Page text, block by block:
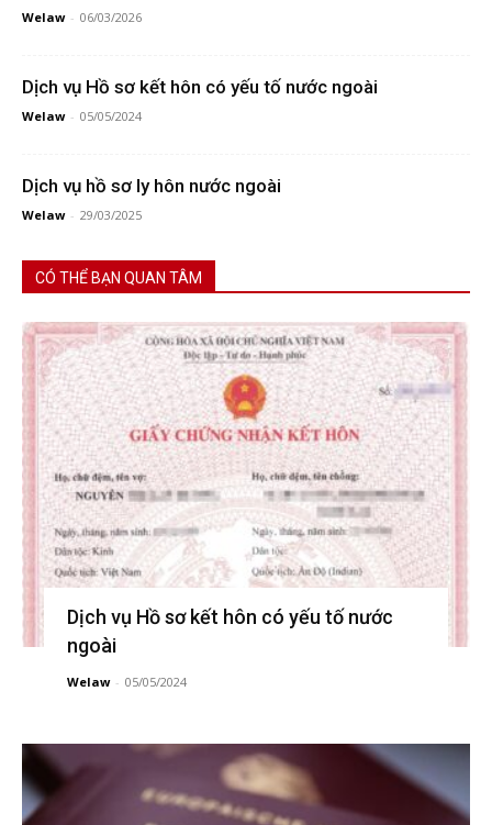
Welaw - 06/03/2026
Dịch vụ Hồ sơ kết hôn có yếu tố nước ngoài
Welaw - 05/05/2024
Dịch vụ hồ sơ ly hôn nước ngoài
Welaw - 29/03/2025
CÓ THỂ BẠN QUAN TÂM
Dịch vụ Hồ sơ kết hôn có yếu tố nước
ngoài
Welaw - 05/05/2024